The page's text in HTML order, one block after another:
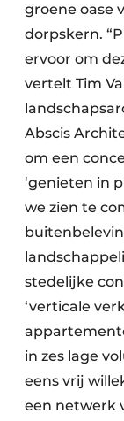
groene oase
dorpskern.
ervoor om
vertelt Tim
Abscis
om een
‘genieten in
we zien te
stedelijke
‘verticale
in zes lage
eens vrij
een netwerk